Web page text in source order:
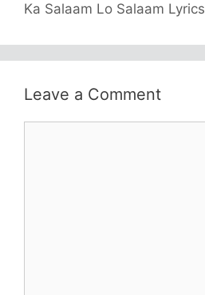
Ka Salaam Lo Salaam Lyrics
Leave a Comment